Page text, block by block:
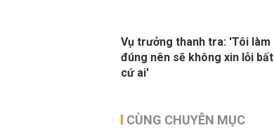
Vụ trưởng thanh tra: 'Tôi làm
đúng nên sẽ không xin lỗi bất
cứ ai'
CÙNG CHUYÊN MỤC